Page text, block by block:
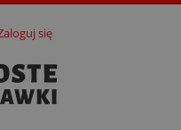
się